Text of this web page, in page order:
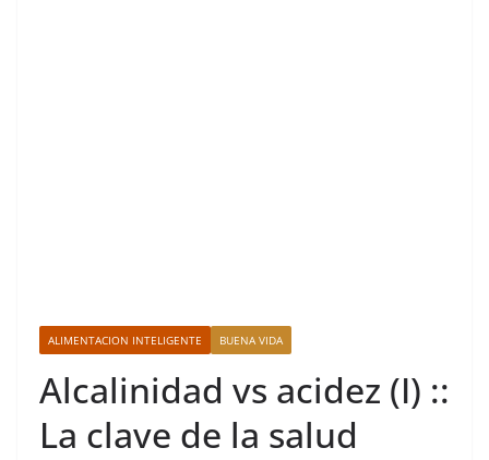
ALIMENTACION INTELIGENTE BUENA VIDA
Alcalinidad vs acidez (I) ::
La clave de la salud